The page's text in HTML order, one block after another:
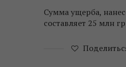
Сумма ущерба,
составляет 25 млн